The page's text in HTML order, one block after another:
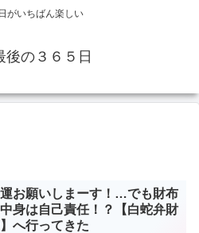
がいちばん楽しい
後の３６５日
お願いしまーす！…でも財布
身は自己責任！？【白蛇弁財
へ行ってきた